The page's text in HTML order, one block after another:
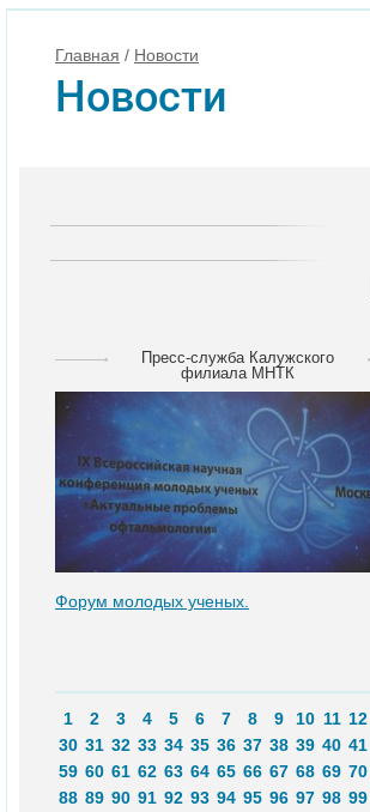
Главная / Новости
Новости
Пресс-служба Калужского
филиала МНТК
Форум молодых ученых.
1 2 3 4 5 6 7 8 9 10 11 12
30 31 32 33 34 35 36 37 38 39 40 41
59 60 61 62 63 64 65 66 67 68 69 70
88 89 90 91 92 93 94 95 96 97 98 99